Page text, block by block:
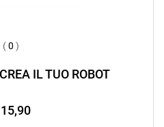
(0 )
IL TUO ROBOT